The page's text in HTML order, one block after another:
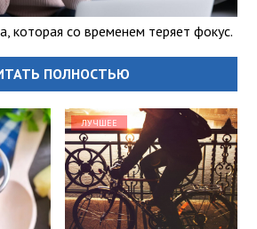
которая со временем теряет фокус.
ПОЛНОСТЬЮ
ЛУЧШЕЕ